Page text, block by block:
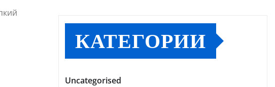
КАТЕГОРИИ
Uncategorised